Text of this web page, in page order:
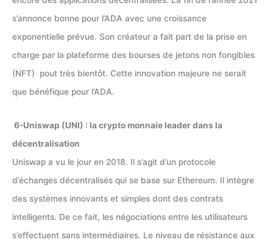
s’annonce bonne pour l’ADA avec une croissance
exponentielle prévue. Son créateur a fait part de la prise en
charge par la plateforme des bourses de jetons non fongibles
(NFT) pout très bientôt. Cette innovation majeure ne serait
que bénéfique pour l’ADA.
6-Uniswap (UNI) : la crypto monnaie leader dans la
décentralisation
Uniswap a vu le jour en 2018. Il s’agit d’un protocole
d’échanges décentralisés qui se base sur Ethereum. Il intègre
des systèmes innovants et simples dont des contrats
intelligents. De ce fait, les négociations entre les utilisateurs
s’effectuent sans intermédiaires. Le niveau de résistance aux